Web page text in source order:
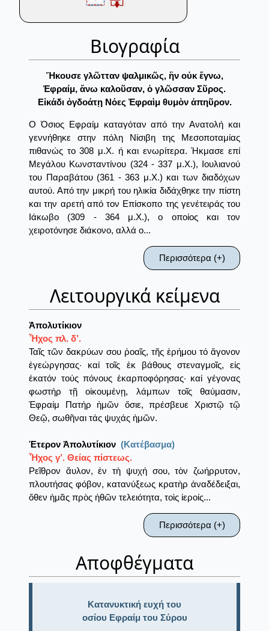
Βιογραφία
Ἤκουσε γλῶτταν ψαλμικῶς, ἣν οὐκ ἔγνω,
Ἐφραίμ, ἄνω καλοῦσαν, ὁ γλῶσσαν Σῦρος.
Εἰκάδι ὀγδοάτῃ Νόες Ἐφραὶμ θυμὸν ἀπηῦρον.
Ο Όσιος Εφραίμ καταγόταν από την Ανατολή και
γεννήθηκε στην πόλη Νίσιβη της Μεσοποταμίας
πιθανώς το 308 μ.Χ. ή και ενωρίτερα. Ήκμασε επί
Μεγάλου Κωνσταντίνου (324 - 337 μ.Χ.), Ιουλιανού
του Παραβάτου (361 - 363 μ.Χ.) και των διαδόχων
αυτού. Από την μικρή του ηλικία διδάχθηκε την πίστη
και την αρετή από τον Επίσκοπο της γενέτειράς του
Ιάκωβο (309 - 364 μ.Χ.), ο οποίος και τον
χειροτόνησε διάκονο, αλλά ο...
Περισσότερα (+)
Λειτουργικά κείμενα
Ἀπολυτίκιον
Ἦχος πλ. δ’.
Ταῖς τῶν δακρύων σου ῥοαῖς, τῆς ἐρήμου τό ἄγονον
ἐγεώργησας· καί τοῖς ἐκ βάθους στεναγμοῖς, εἰς
ἑκατόν τούς πόνους ἐκαρποφόρησας· καί γέγονας
φωστήρ τῇ οἰκουμένῃ, λάμπων τοῖς θαύμασιν,
Ἐφραίμ Πατήρ ἡμῶν ὅσιε, πρέσβευε Χριστῷ τῷ
Θεῷ, σωθῆναι τάς ψυχάς ἡμῶν.
Έτερον Ἀπολυτίκιον (Κατέβασμα)
Ἦχος γ’. Θείας πίστεως.
Ρεῖθρον ἄυλον, ἐν τὴ ψυχή σου, τὸν ζωήρρυτον,
πλουτήσας φόβον, κατανύξεως κρατὴρ ἀναδέδειξαι,
ὅθεν ἠμᾶς πρὸς ἠθῶν τελειότητα, τοὶς ἱεροίς...
Περισσότερα (+)
Αποφθέγματα
Κατανυκτική ευχή του
οσίου Εφραίμ του Σύρου